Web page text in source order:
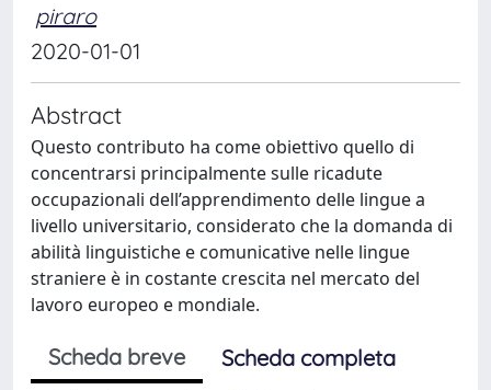
piraro
2020-01-01
Abstract
Questo contributo ha come obiettivo quello di
concentrarsi principalmente sulle ricadute
occupazionali dell’apprendimento delle lingue a
livello universitario, considerato che la domanda di
abilità linguistiche e comunicative nelle lingue
straniere è in costante crescita nel mercato del
lavoro europeo e mondiale.
Scheda breve
Scheda completa